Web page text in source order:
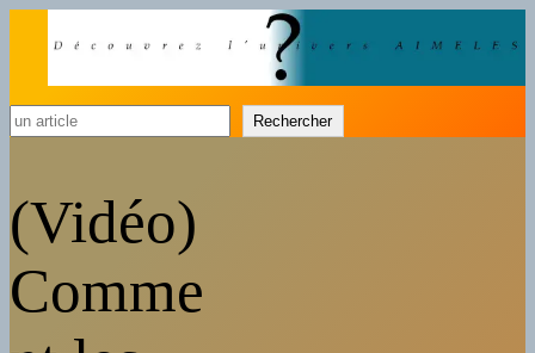
Rechercher
(Vidéo)
Comme